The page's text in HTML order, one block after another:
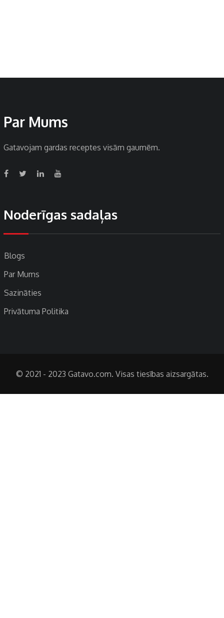
Par Mums
Gatavojam gardas receptes visām gaumēm.
Noderīgas sadaļas
Blogs
Par Mums
Sazināties
Privātuma Politika
© 2021 - 2023 Gatavo.com. Visas tiesības aizsargātas.